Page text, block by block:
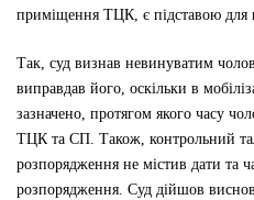
приміщення ТЦК, є підставою для
Так, суд визнав невинуватим
виправдав його, оскільки в
зазначено, протягом якого часу
ТЦК та СП. Також, контрольний
розпорядження не містив дати та
розпорядження. Суд дійшов